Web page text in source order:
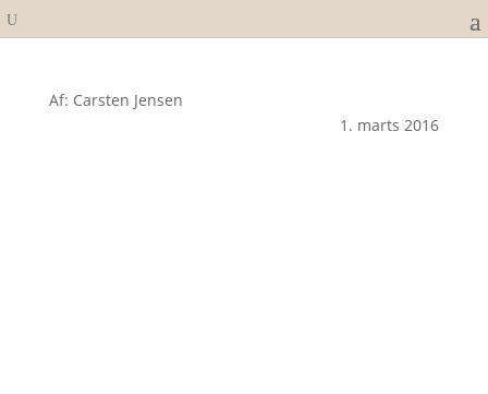
Af: Carsten Jensen
1. marts 2016